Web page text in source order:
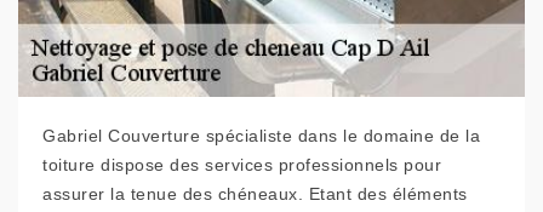
Gabriel Couverture spécialiste dans le domaine de la
toiture dispose des services professionnels pour
assurer la tenue des chéneaux. Etant des éléments